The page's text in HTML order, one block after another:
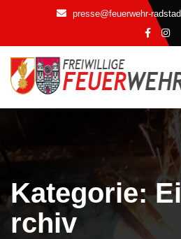
springen
presse@feuerwehr-
Kategorie:
rchiv